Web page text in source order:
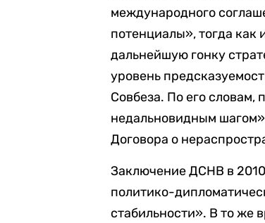
международного
потенциалы», тогда как
дальнейшую гонку
уровень
Совбеза. По его словам,
недальновидным
Договора о
Заключение ДСНВ в
политико-
стабильности». В то же